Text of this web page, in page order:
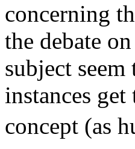
concerning
the debate
subject
instances
concept (as